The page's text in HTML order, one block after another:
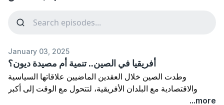
January 03, 2025
أفريقيا في الصين.. تنمية أم مصيدة ديون؟
وطدت الصين خلال العقدين الماضيين علاقاتها السياسية
والاقتصادية مع البلدان الأفريقية، لتتحول مع الوقت إلى أكبر
شريك تجاري للقارة الأفريقية وأكبر مقدم للقروض لها. ارتكزت
...more